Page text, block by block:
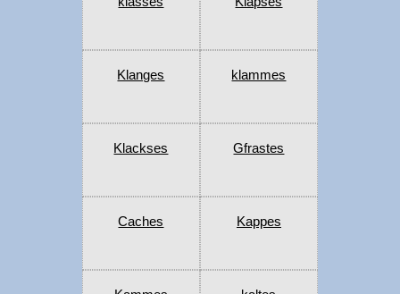
Klanges klammes
Klackses Gfrastes
Caches Kappes